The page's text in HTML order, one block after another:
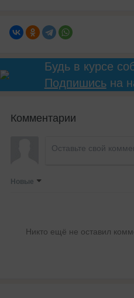
Будь в курсе
Подпишисьна
Комментарии
Новые
Никто ещё не оставил